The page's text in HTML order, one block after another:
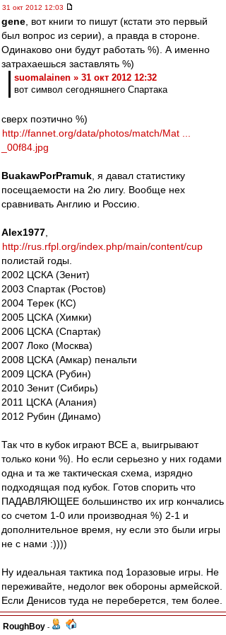
31 окт 2012 12:03
gene , вот книги то пишут (кстати это первый
был вопрос из серии), а правда в стороне.
Одинаково они будут работать %). А именно
затрахаешься заставлять %)
suomalainen » 31 окт 2012 12:32
вот символ сегодняшнего Спартака
сверх поэтично %)
http://fannet.org/data/photos/match/Mat ...
_00f84.jpg
BuakawPorPramuk , я давал статистику
посещаемости на 2ю лигу. Вообще нех
сравнивать Англию и Россию.
Alex1977
http://rus.rfpl.org/index.php/main/content/cup
полистай годы.
2002 ЦСКА (Зенит)
2003 Спартак (Ростов)
2004 Терек (КС)
2005 ЦСКА (Химки)
2006 ЦСКА (Спартак)
2007 Локо (Москва)
2008 ЦСКА (Амкар) пенальти
2009 ЦСКА (Рубин)
2010 Зенит (Сибирь)
2011 ЦСКА (Алания)
2012 Рубин (Динамо)
Так что в кубок играют ВСЕ а, выигрывают
только кони %). Но если серьезно у них годами
одна и та же тактическая схема, изрядно
подходящая под кубок. Готов спорить что
ПАДАВЛЯЮЩЕЕ большинство их игр кончались
со счетом 1-0 или производная %) 2-1 и
дополнительное время, ну если это были игры
не с нами :))))
Ну идеальная тактика под 1оразовые игры. Не
переживайте, недолог век обороны армейской.
Если Денисов туда не переберется, тем более.
RoughBoy -